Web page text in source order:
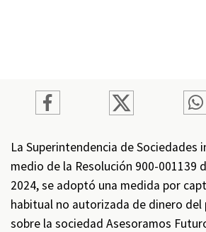
La Superintendencia de Sociedades
medio de la Resolución 900-001139
2024, se adoptó una medida por
habitual no autorizada de dinero del
sobre la sociedad Asesoramos